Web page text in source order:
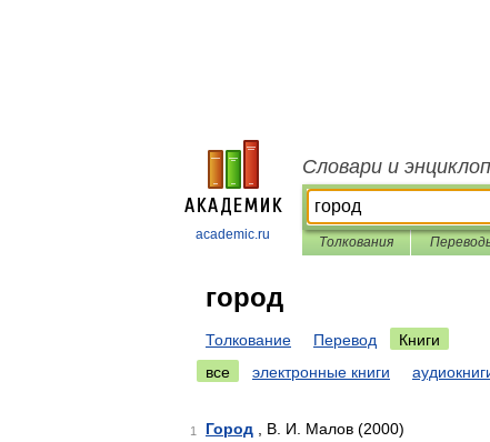
academic.ru
Словари и
Толкования
город
Толкование Перевод
Книги
все
электронные книги
1 Город , В. И. Малов (2000)